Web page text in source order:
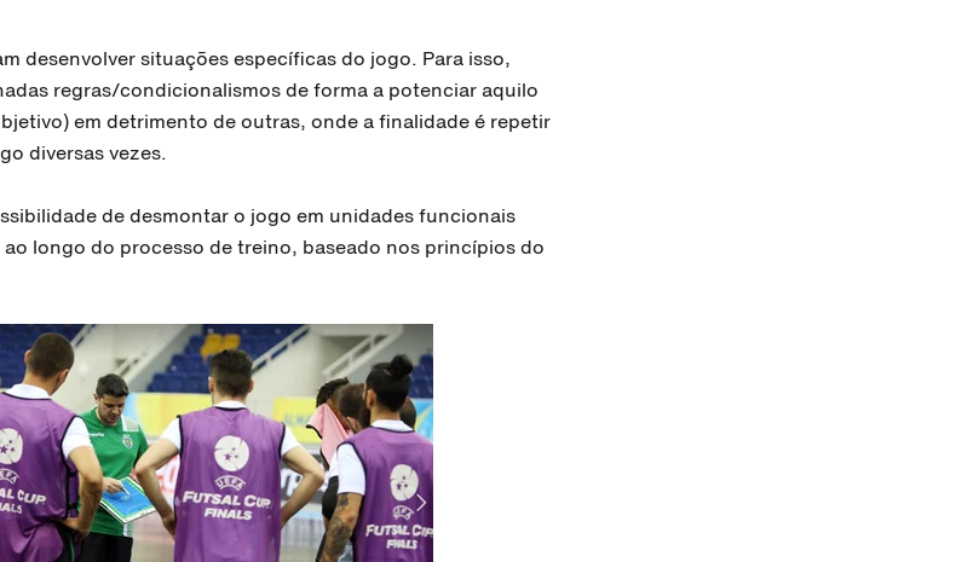
desenvolver situações específicas do jogo. Para isso,
regras/condicionalismos de forma a potenciar aquilo
em detrimento de outras, onde a finalidade é repetir
diversas vezes.
de desmontar o jogo em unidades funcionais
longo do processo de treino, baseado nos princípios do